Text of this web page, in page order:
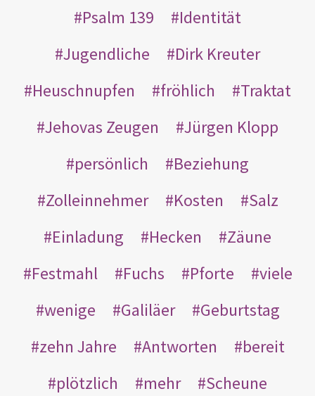
Psalm 139
Identität
Jugendliche
Dirk Kreuter
Heuschnupfen
fröhlich
Traktat
Jehovas Zeugen
Jürgen Klopp
persönlich
Beziehung
Zolleinnehmer
Kosten
Salz
Einladung
Hecken
Zäune
Festmahl
Fuchs Pforte
viele
wenige
Galiläer
Geburtstag
zehn Jahre
Antworten
bereit
plötzlich
mehr Scheune